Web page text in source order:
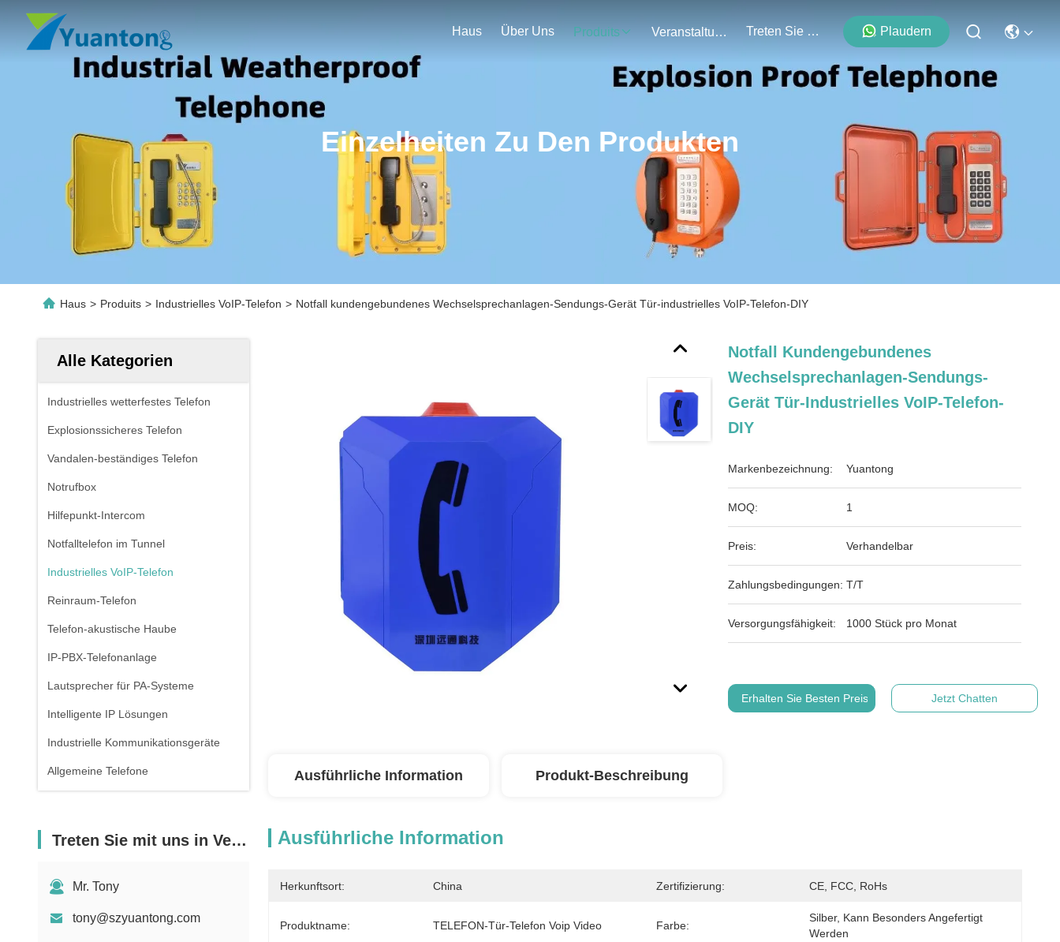
Haus Über Uns Produits Veranstaltungen Treten Sie Mit Uns In Verbindung Plaudern
Einzelheiten Zu Den Produkten
Haus > Produits > Industrielles VoIP-Telefon > Notfall kundengebundenes Wechselsprechanlagen-Sendungs-Gerät Tür-industrielles VoIP-Telefon-DIY
Alle Kategorien
Industrielles wetterfestes Telefon
Explosionssicheres Telefon
Vandalen-beständiges Telefon
Notrufbox
Hilfepunkt-Intercom
Notfalltelefon im Tunnel
Industrielles VoIP-Telefon
Reinraum-Telefon
Telefon-akustische Haube
IP-PBX-Telefonanlage
Lautsprecher für PA-Systeme
Intelligente IP Lösungen
Industrielle Kommunikationsgeräte
Allgemeine Telefone
Treten Sie mit uns in Verbindung
Mr. Tony
tony@szyuantong.com
Notfall Kundengebundenes
Wechselsprechanlagen-Sendungs-
Gerät Tür-Industrielles VoIP-Telefon-
DIY
Markenbezeichnung: Yuantong
MOQ: 1
Preis: Verhandelbar
Zahlungsbedingungen: T/T
Versorgungsfähigkeit: 1000 Stück pro Monat
Erhalten Sie Besten Preis Jetzt Chatten
Ausführliche Information Produkt-Beschreibung
Ausführliche Information
Herkunftsort: China Zertifizierung: CE, FCC, RoHs
Produktname: TELEFON-Tür-Telefon Voip Video Farbe:
Silber, Kann Besonders Angefertigt
Werden